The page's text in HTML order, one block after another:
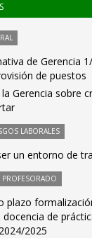
de Gerencia
de puestos
Gerencia sobre
LABORALES
un entorno de
plazo
de
2025